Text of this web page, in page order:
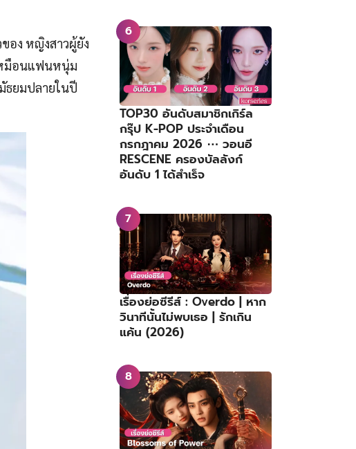
อง หญิงสาวผู้ยัง
มือนแฟนหนุ่ม
ธยมปลายในปี
TOP30 อันดับสมาชิกเกิร์ล
กรุ๊ป K-POP ประจำเดือน
กรกฎาคม 2026 ⋯ วอนอี
RESCENE ครองบัลลังก์
อันดับ 1 ได้สำเร็จ
เรื่องย่อซีรีส์ : Overdo | หาก
วินาทีนั้นไม่พบเธอ | รักเกิน
แค้น (2026)